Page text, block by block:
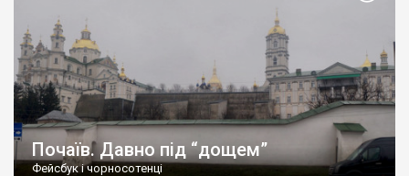
Почаїв. Давно під “дощем”
Фейсбук і чорносотенці